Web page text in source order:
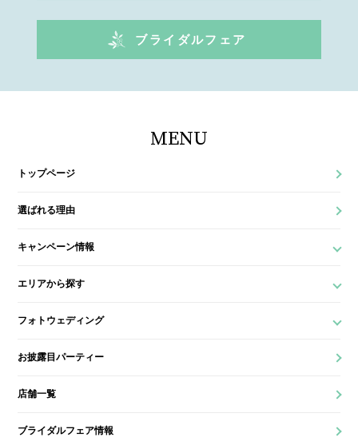
ブライダルフェア
MENU
トップページ
選ばれる理由
キャンペーン情報
エリアから探す
フォトウェディング
お披露目パーティー
店舗一覧
ブライダルフェア情報